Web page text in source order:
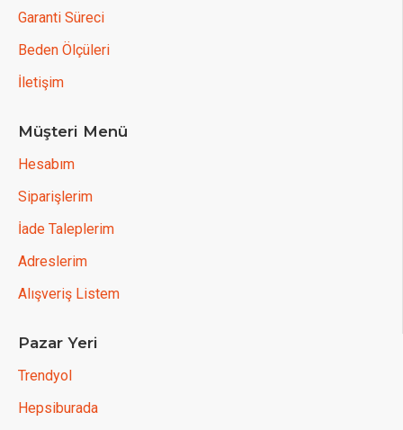
Garanti Süreci
Beden Ölçüleri
İletişim
Müşteri Menü
Hesabım
Siparişlerim
İade Taleplerim
Adreslerim
Alışveriş Listem
Pazar Yeri
Trendyol
Hepsiburada